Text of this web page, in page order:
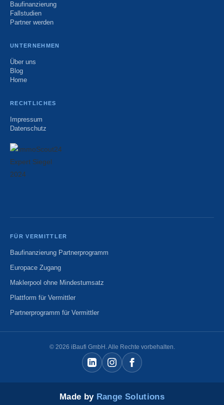
Baufinanzierung
Fallstudien
Partner werden
UNTERNEHMEN
Über uns
Blog
Home
RECHTLICHES
Impressum
Datenschutz
FÜR VERMITTLER
Baufinanzierung Partnerprogramm
Europace Zugang
Maklerpool ohne Mindestumsatz
Plattform für Vermittler
Partnerprogramm für Vermittler
© 2026 iBaufi GmbH. Alle Rechte vorbehalten.
Made by Range Solutions